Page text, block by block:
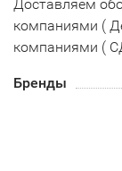
Доставляем
компаниями (
компаниями (
Бренды